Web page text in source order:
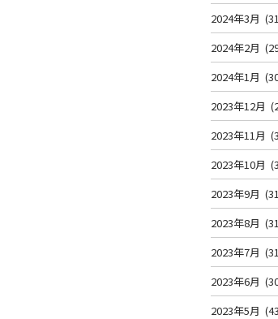
2024年3月
2024年2月
2024年1月
2023年12月
2023年11月
2023年10月
2023年9月
2023年8月
2023年7月
2023年6月
2023年5月